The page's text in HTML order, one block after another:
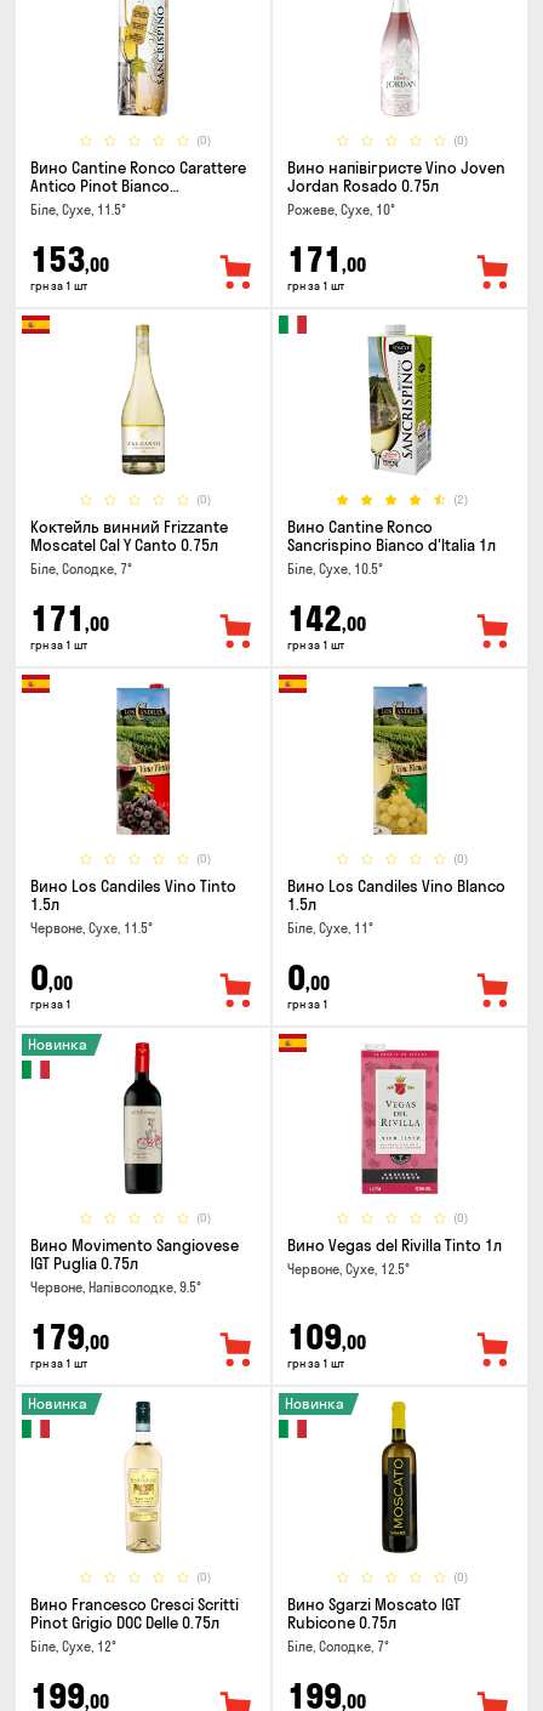
(0)
Вино Cantine Ronco Carattere
Antico Pinot Bianco
Chardonnay Rubicone IGT 1л
Біле, Сухе, 11.5°
153,00
грн за 1 шт
(0)
Вино напівігристе Vino Joven
Jordan Rosado 0.75л
Рожеве, Сухе, 10°
171 ,00
грн за 1 шт
(0)
Коктейль винний Frizzante
Moscatel Cal Y Canto 0.75л
Біле, Солодке, 7°
171 ,00
грн за 1 шт
(2)
Вино Cantine Ronco
Sancrispino Bianco d'Italia 1л
Біле, Сухе, 10.5°
142,00
грн за 1 шт
(0)
Вино Los Candiles Vino Tinto
1.5л
Червоне, Сухе, 11.5°
0,00
грн за 1
(0)
Вино Los Candiles Vino Blanco
1.5л
Біле, Сухе, 11°
0,00
грн за 1
(0)
Новинка
Вино Movimento Sangiovese
IGT Puglia 0.75л
Червоне, Напівсолодке, 9.5°
179,00
грн за 1 шт
(0)
Вино Vegas del Rivilla Tinto 1л
Червоне, Сухе, 12.5°
109,00
грн за 1 шт
(0)
Новинка
Вино Francesco Cresci Scritti
Pinot Grigio DOC Delle 0.75л
Біле, Сухе, 12°
199,00
(0)
Новинка
Вино Sgarzi Moscato IGT
Rubicone 0.75л
Біле, Солодке, 7°
199,00